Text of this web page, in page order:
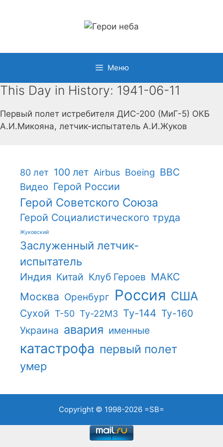
Меню
This Day in History: 1941-06-11
Первый полет истребителя ДИС-200 (МиГ-5) ОКБ
А.И.Микояна, летчик-испытатель А.И.Жуков
80 лет 100 лет Airbus Boeing ВВС
Видео Герой России
Герой Советского Союза
Герой Социалистического труда
Жуковский
Заслуженный летчик-
испытатель
Индия Китай Клуб Героев МАКС
Москва Оренбург Россия США
Сухой Т-50 Ту-22М3 Ту-144 Ту-160
Украина авария именные
катастрофа первый полет
умер
Copyright © 1998-2026 =SB=